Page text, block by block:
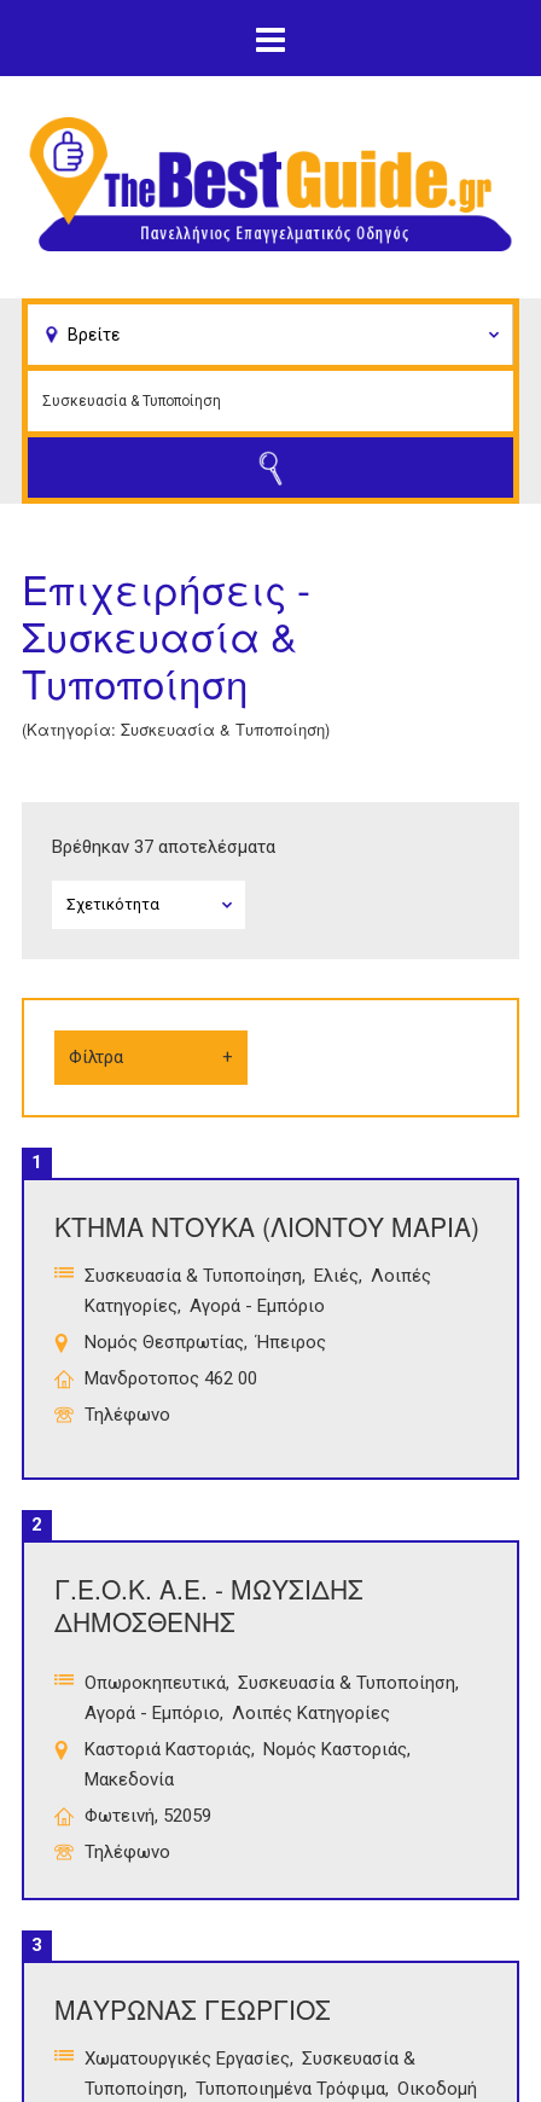
κυρίως περιεχόμενο
Επιχειρήσεις -
Συσκευασία &
Τυποποίηση
(Κατηγορία: Συσκευασία & Τυποποίηση)
Βρέθηκαν 37 αποτελέσματα
Φίλτρα
1
ΚΤΗΜΑ ΝΤΟΥΚΑ (ΛΙΟΝΤΟΥ ΜΑΡΙΑ)
Συσκευασία & Τυποποίηση Ελιές
Λοιπές
Κατηγορίες
Αγορά - Εμπόριο
Νομός Θεσπρωτίας
Ήπειρος
Μανδροτοπος 462 00
Τηλέφωνο
2
Γ.Ε.Ο.Κ. Α.Ε. - ΜΩΥΣΙΔΗΣ
ΔΗΜΟΣΘΕΝΗΣ
Οπωροκηπευτικά Συσκευασία & Τυποποίηση
Αγορά - Εμπόριο
Λοιπές Κατηγορίες
Καστοριά Καστοριάς
Νομός Καστοριάς
Μακεδονία
Φωτεινή, 52059
Τηλέφωνο
3
ΜΑΥΡΩΝΑΣ ΓΕΩΡΓΙΟΣ
Χωματουργικές Εργασίες
Συσκευασία &
Τυποποίηση
Τυποποιημένα Τρόφιμα Οικοδομή